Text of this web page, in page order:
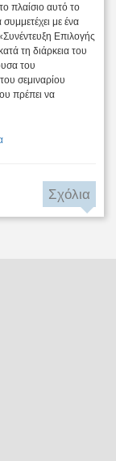
πλαίσιο αυτό το
με ένα
Επιλογής
τη διάρκεια του
του
σεμιναρίου
πρέπει να
Σχόλια